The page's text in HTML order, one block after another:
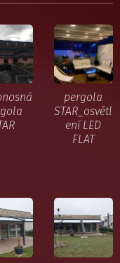
pergola
STAR_osvětl
ení LED
FLAT